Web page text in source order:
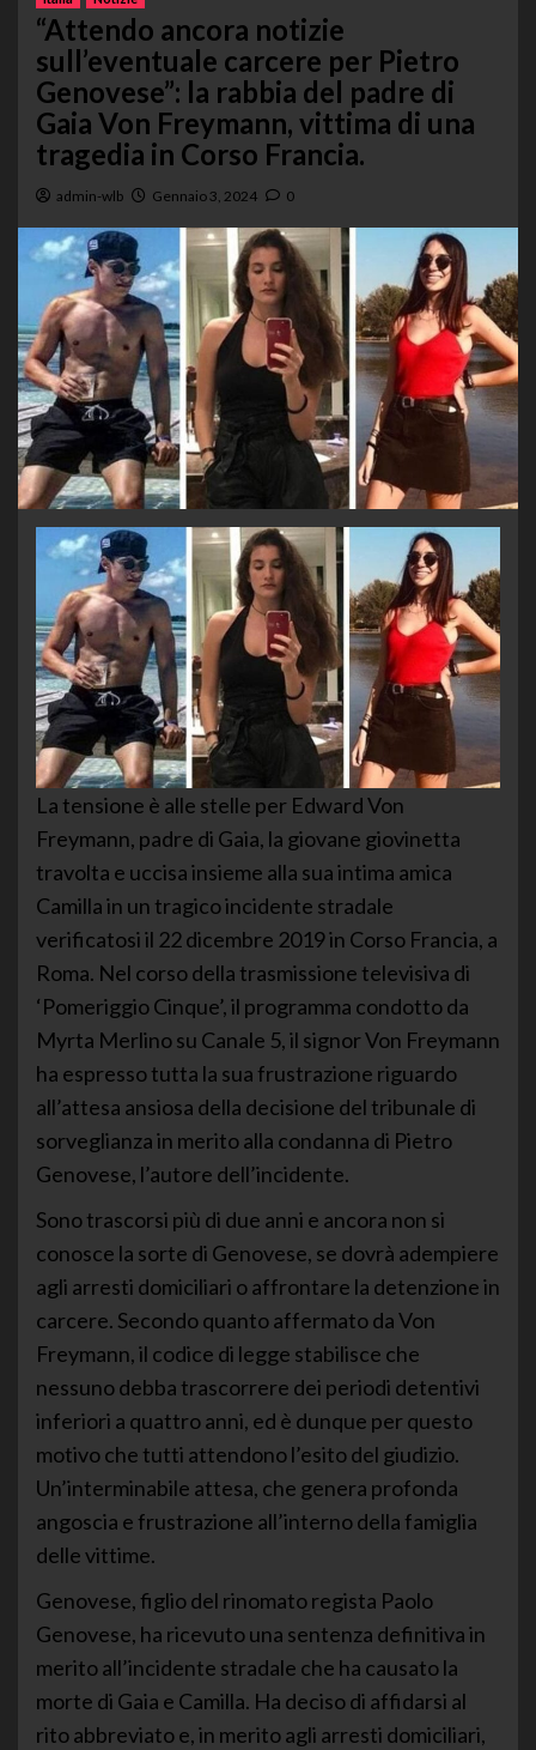
“Attendo ancora notizie
sull’eventuale carcere per Pietro
Genovese”: la rabbia del padre di
Gaia Von Freymann, vittima di una
tragedia in Corso Francia.
admin-wlb Gennaio 3, 2024 0
La tensione è alle stelle per Edward Von
Freymann, padre di Gaia, la giovane giovinetta
travolta e uccisa insieme alla sua intima amica
Camilla in un tragico incidente stradale
verificatosi il 22 dicembre 2019 in Corso Francia, a
Roma. Nel corso della trasmissione televisiva di
‘Pomeriggio Cinque’, il programma condotto da
Myrta Merlino su Canale 5, il signor Von Freymann
ha espresso tutta la sua frustrazione riguardo
all’attesa ansiosa della decisione del tribunale di
sorveglianza in merito alla condanna di Pietro
Genovese, l’autore dell’incidente.
Sono trascorsi più di due anni e ancora non si
conosce la sorte di Genovese, se dovrà adempiere
agli arresti domiciliari o affrontare la detenzione in
carcere. Secondo quanto affermato da Von
Freymann, il codice di legge stabilisce che
nessuno debba trascorrere dei periodi detentivi
inferiori a quattro anni, ed è dunque per questo
motivo che tutti attendono l’esito del giudizio.
Un’interminabile attesa, che genera profonda
angoscia e frustrazione all’interno della famiglia
delle vittime.
Genovese, figlio del rinomato regista Paolo
Genovese, ha ricevuto una sentenza definitiva in
merito all’incidente stradale che ha causato la
morte di Gaia e Camilla. Ha deciso di affidarsi al
rito abbreviato e, in merito agli arresti domiciliari,